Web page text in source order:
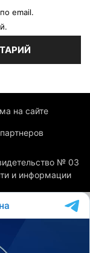
email.
на сайте
№ 03
и информации